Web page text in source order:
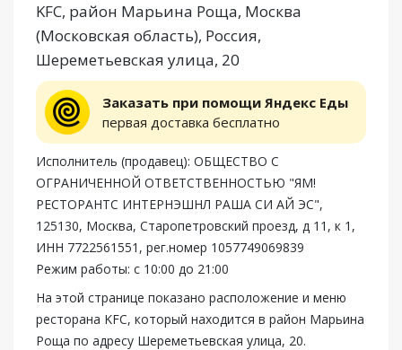
KFC, район Марьина Роща, Москва
(Московская область), Россия,
Шереметьевская улица, 20
Заказать при помощи Яндекс Еды
первая доставка бесплатно
Исполнитель (продавец): ОБЩЕСТВО С
ОГРАНИЧЕННОЙ ОТВЕТСТВЕННОСТЬЮ "ЯМ!
РЕСТОРАНТС ИНТЕРНЭШНЛ РАША СИ АЙ ЭС",
125130, Москва, Старопетровский проезд, д 11, к 1,
ИНН 7722561551, рег.номер 1057749069839
Режим работы: с 10:00 до 21:00
На этой странице показано расположение и меню
ресторана KFC, который находится в район Марьина
Роща по адресу Шереметьевская улица, 20.